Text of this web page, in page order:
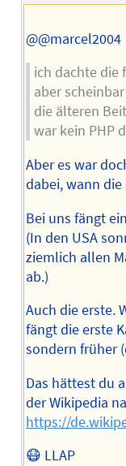
@@marcel2004
ich dachte die
aber
die älteren
war kein PHP
Aber es war
dabei, wann
Bei uns fängt
(In den USA
ziemlich allen
ab.)
Auch die erste.
fängt die erste
sondern früher
Das hättest du
der Wikipedia
https://
😷 LLAP